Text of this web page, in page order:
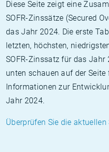
Diese Seite zeigt eine
SOFR-Zinssätze (Secured
das Jahr 2024. Die erste
letzten, höchsten,
SOFR-Zinssatz für das Jahr
unten schauen auf der Seite
Informationen zur
Jahr 2024.
Überprüfen Sie die aktuellen